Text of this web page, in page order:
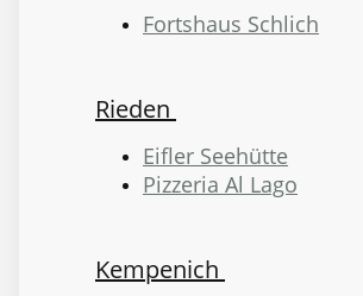
Fortshaus Schlich
Rieden
Eifler Seehütte
Pizzeria Al Lago
Kempenich